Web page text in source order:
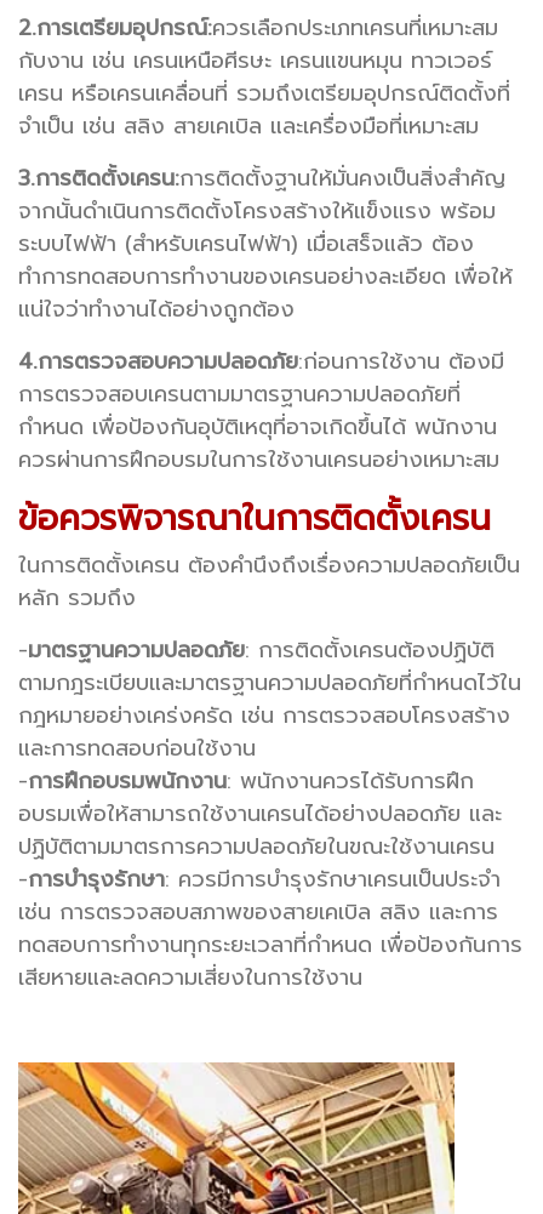
2.การเตรียมอุปกรณ์:ควรเลือกประเภทเครนที่เหมาะสม
กับงาน เช่น เครนเหนือศีรษะ เครนแขนหมุน ทาวเวอร์
เครน หรือเครนเคลื่อนที่ รวมถึงเตรียมอุปกรณ์ติดตั้งที่
จำเป็น เช่น สลิง สายเคเบิล และเครื่องมือที่เหมาะสม
3.การติดตั้งเครน:การติดตั้งฐานให้มั่นคงเป็นสิ่งสำคัญ
จากนั้นดำเนินการติดตั้งโครงสร้างให้แข็งแรง พร้อม
ระบบไฟฟ้า (สำหรับเครนไฟฟ้า) เมื่อเสร็จแล้ว ต้อง
ทำการทดสอบการทำงานของเครนอย่างละเอียด เพื่อให้
แน่ใจว่าทำงานได้อย่างถูกต้อง
4.การตรวจสอบความปลอดภัย:ก่อนการใช้งาน ต้องมี
การตรวจสอบเครนตามมาตรฐานความปลอดภัยที่
กำหนด เพื่อป้องกันอุบัติเหตุที่อาจเกิดขึ้นได้ พนักงาน
ควรผ่านการฝึกอบรมในการใช้งานเครนอย่างเหมาะสม
ข้อควรพิจารณาในการติดตั้งเครน
ในการติดตั้งเครน ต้องคำนึงถึงเรื่องความปลอดภัยเป็น
หลัก รวมถึง
-มาตรฐานความปลอดภัย: การติดตั้งเครนต้องปฏิบัติ
ตามกฎระเบียบและมาตรฐานความปลอดภัยที่กำหนดไว้ใน
กฎหมายอย่างเคร่งครัด เช่น การตรวจสอบโครงสร้าง
และการทดสอบก่อนใช้งาน
-การฝึกอบรมพนักงาน: พนักงานควรได้รับการฝึก
อบรมเพื่อให้สามารถใช้งานเครนได้อย่างปลอดภัย และ
ปฏิบัติตามมาตรการความปลอดภัยในขณะใช้งานเครน
-การบำรุงรักษา: ควรมีการบำรุงรักษาเครนเป็นประจำ
เช่น การตรวจสอบสภาพของสายเคเบิล สลิง และการ
ทดสอบการทำงานทุกระยะเวลาที่กำหนด เพื่อป้องกันการ
เสียหายและลดความเสี่ยงในการใช้งาน